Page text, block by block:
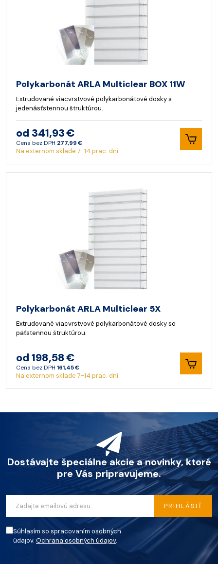
Polykarbonát ARLA Multiclear BOX 11W
Extrudované viacvrstvové polykarbonátové dosky s
jedenásťstennou štruktúrou.
od 341,93 €
Cena bez DPH 277,99 €
Na externom sklade 7-14 prac. dní
Polykarbonát ARLA Multiclear 5X
Extrudované viacvrstvové polykarbonátové dosky so
päťstennou štruktúrou.
od 198,58 €
Cena bez DPH 161,45 €
Na externom sklade 7-14 prac. dní
Dostávajte špeciálne akcie a novinky, ktoré
pre Vás pripravujeme.
Súhlasím so spracovaním osobných
údajov. Ochrana osobných údajov.
PRIHLÁSIŤ